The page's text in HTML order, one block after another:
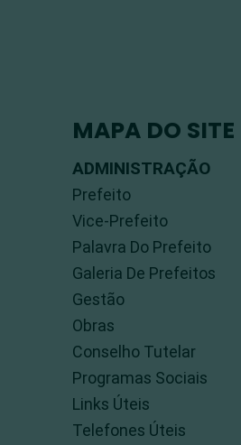
MAPA DO SITE
ADMINISTRAÇÃO
Prefeito
Vice-Prefeito
Palavra Do Prefeito
Galeria De Prefeitos
Gestão
Obras
Conselho Tutelar
Programas Sociais
Links Úteis
Telefones Úteis